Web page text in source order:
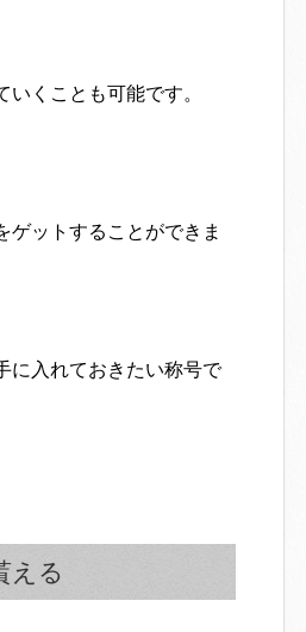
くことも可能です。
ゲットすることができま
に入れておきたい称号で
える